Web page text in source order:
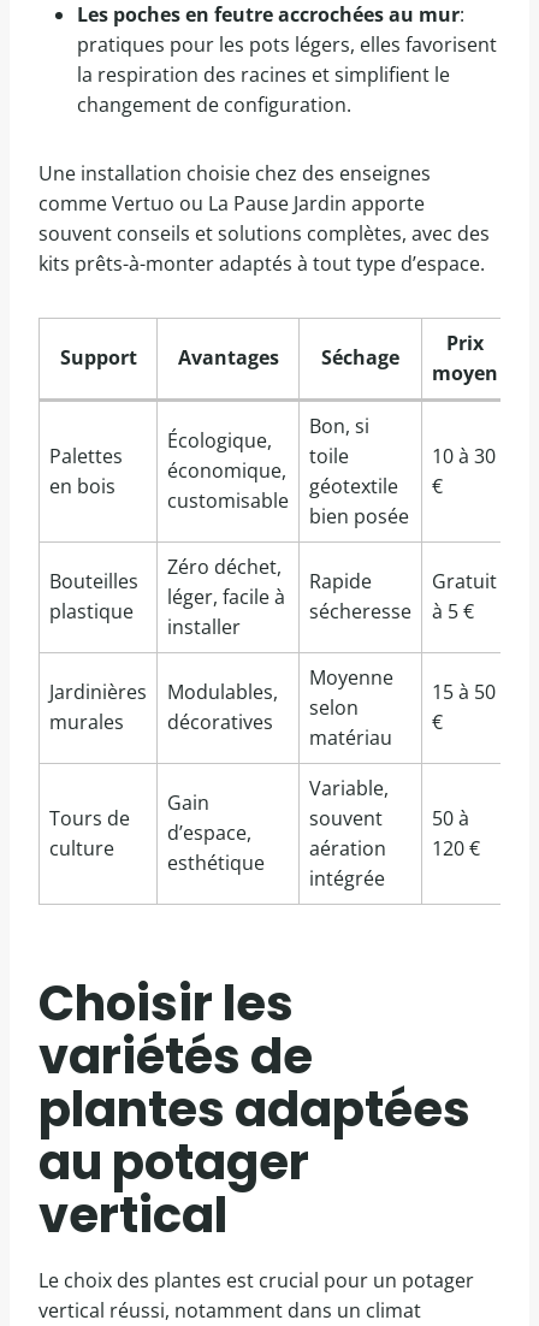
Les poches en feutre accrochées au mur:
pratiques pour les pots légers, elles favorisent
la respiration des racines et simplifient le
changement de configuration.
Une installation choisie chez des enseignes
comme Vertuo ou La Pause Jardin apporte
souvent conseils et solutions complètes, avec des
kits prêts-à-monter adaptés à tout type d’espace.
Support Avantages Séchage
Prix
moyen
Palettes
en bois
Écologique,
économique,
customisable
Bon, si
toile
géotextile
bien posée
10 à 30
€
Bouteilles
plastique
Zéro déchet,
léger, facile à
installer
Rapide
sécheresse
Gratuit
à 5 €
Jardinières
murales
Modulables,
décoratives
Moyenne
selon
matériau
15 à 50
€
Tours de
culture
Gain
d’espace,
esthétique
Variable,
souvent
aération
intégrée
50 à
120 €
Choisir les
variétés de
plantes adaptées
au potager
vertical
Le choix des plantes est crucial pour un potager
vertical réussi, notamment dans un climat